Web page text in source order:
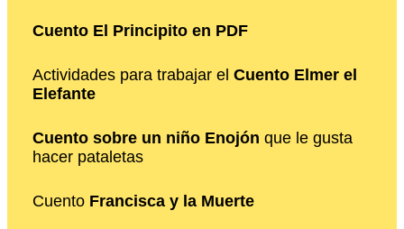
Cuento El Principito en PDF
Actividades para trabajar el Cuento Elmer el
Elefante
Cuento sobre un niño Enojón que le gusta
hacer pataletas
Cuento Francisca y la Muerte